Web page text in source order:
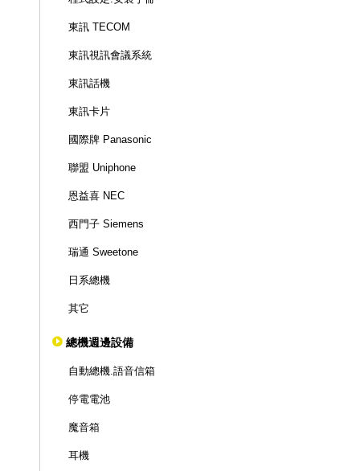
東訊 TECOM
東訊視訊會議系統
東訊話機
東訊卡片
國際牌 Panasonic
聯盟 Uniphone
恩益喜 NEC
西門子 Siemens
瑞通 Sweetone
日系總機
其它
總機週邊設備
自動總機.語音信箱
停電電池
魔音箱
耳機